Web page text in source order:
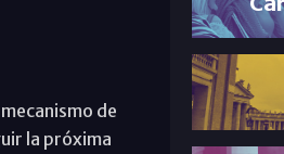
de
la próxima